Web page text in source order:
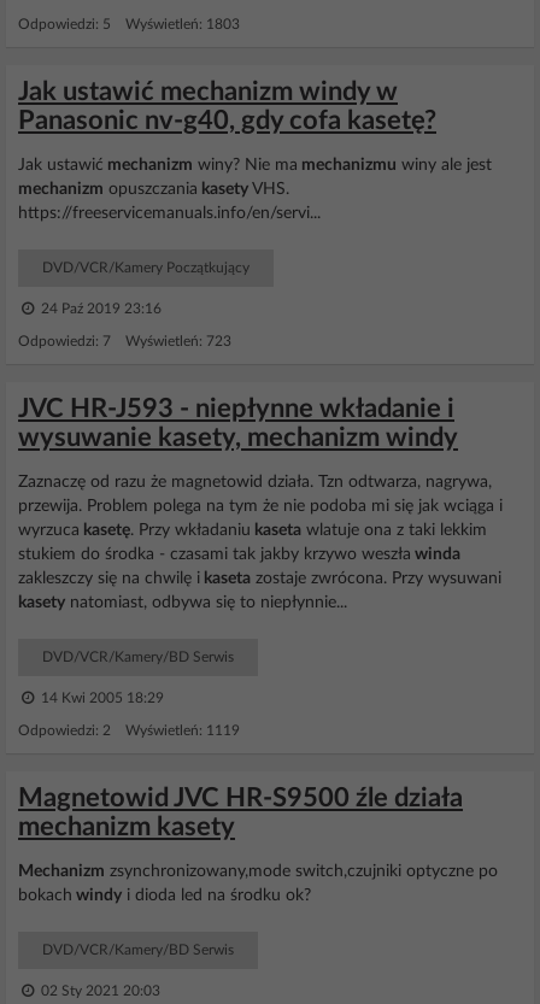
Odpowiedzi: 5 Wyświetleń: 1803
Jak ustawić mechanizm windy w
Panasonic nv-g40, gdy cofa kasetę?
Jak ustawić mechanizm winy? Nie ma mechanizmu winy ale jest
mechanizm opuszczania kasety VHS.
https://freeservicemanuals.info/en/servi...
DVD/VCR/Kamery Początkujący
24 Paź 2019 23:16
Odpowiedzi: 7 Wyświetleń: 723
JVC HR-J593 - niepłynne wkładanie i
wysuwanie kasety, mechanizm windy
Zaznaczę od razu że magnetowid działa. Tzn odtwarza, nagrywa,
przewija. Problem polega na tym że nie podoba mi się jak wciąga i
wyrzuca kasetę. Przy wkładaniu kaseta wlatuje ona z taki lekkim
stukiem do środka - czasami tak jakby krzywo weszła winda
zakleszczy się na chwilę i kaseta zostaje zwrócona. Przy wysuwani
kasety natomiast, odbywa się to niepłynnie...
DVD/VCR/Kamery/BD Serwis
14 Kwi 2005 18:29
Odpowiedzi: 2 Wyświetleń: 1119
Magnetowid JVC HR-S9500 źle działa
mechanizm kasety
Mechanizm zsynchronizowany,mode switch,czujniki optyczne po
bokach windy i dioda led na środku ok?
DVD/VCR/Kamery/BD Serwis
02 Sty 2021 20:03